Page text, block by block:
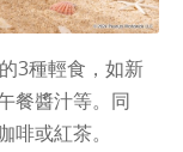
3種輕食，如新
餐醬汁等。同
或紅茶。